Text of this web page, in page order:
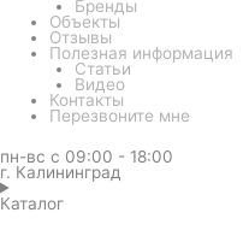
Бренды
Объекты
Отзывы
Полезная информация
Статьи
Видео
Контакты
Перезвоните мне
пн-вс с 09:00 - 18:00
г. Калининград
Каталог